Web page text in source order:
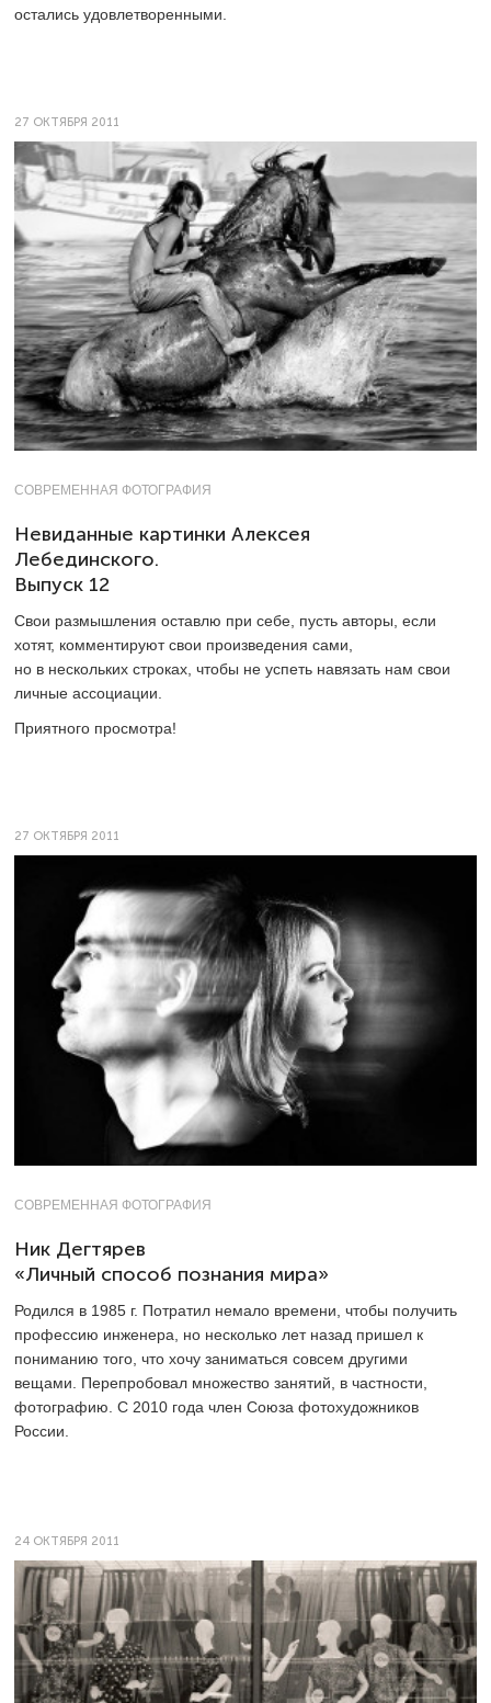
остались удовлетворенными.
27 ОКТЯБРЯ 2011
СОВРЕМЕННАЯ ФОТОГРАФИЯ
Невиданные картинки Алексея
Лебединского.
Выпуск 12
Свои размышления оставлю при себе, пусть авторы, если
хотят, комментируют свои произведения сами,
но в нескольких строках, чтобы не успеть навязать нам свои
личные ­ассоциации.
Приятного просмотра!
27 ОКТЯБРЯ 2011
СОВРЕМЕННАЯ ФОТОГРАФИЯ
Ник Дегтярев
«Личный способ познания мира»
Родился в 1985 г. Потратил немало времени, чтобы получить
профессию инженера, но несколько лет назад пришел к
пониманию того, что хочу заниматься совсем другими
вещами. Перепробовал множество занятий, в частности,
фотографию. С 2010 года член Союза фотохудожников
России.
24 ОКТЯБРЯ 2011